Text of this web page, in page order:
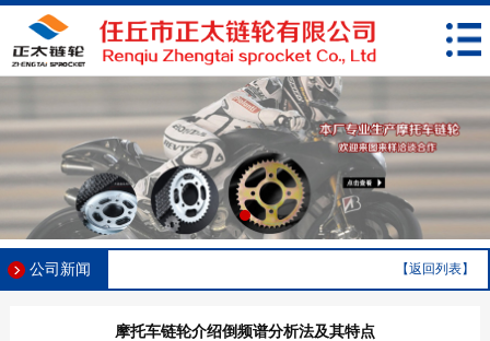
公司新闻 【返回列表】
摩托车链轮介绍倒频谱分析法及其特点